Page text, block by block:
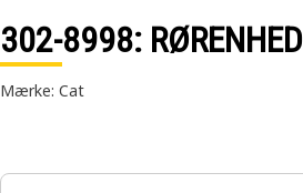
302-8998: RØRENHED
Mærke: Cat